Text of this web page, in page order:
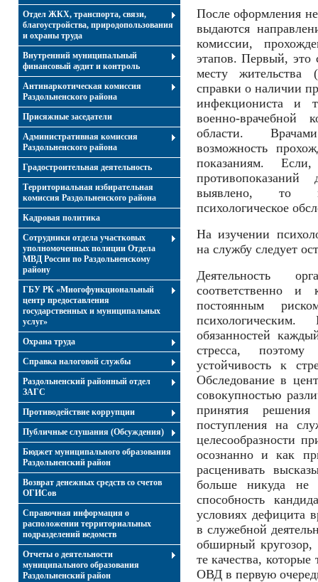
Отдел ЖКХ, транспорта, связи,
благоустройства, природопользования
и охраны труда
Внутренний муниципальный
финансовый аудит и контроль
Антинаркотическая комиссия
Раздольненского района
Присяжные заседатели
Административная комиссия
Раздольненского района
Градостроительная деятельность
Территориальная избирательная
комиссия Раздольненского района
Кадровая политика
Сотрудники отдела участковых
уполномоченных полиции Отдела
МВД России по Раздольненскому
району
ГБУ РК «Многофункциональный
центр предоставления
государственных и муниципальных
услуг»
Охрана труда
Справка налоговой службы
Раздольненский районный отдел
ЗАГС
Противодействие коррупции
Публичные слушания (Обсуждения)
Бюджет муниципального образования
Раздольненский район
Возврат денежных средств со счетов
ОГИСов
Справочная информация о
расположении территориальных
подразделений ведомств
Отчеты о деятельности
муниципального образования
Раздольненский район
После оформления
выдаются
комиссии,
этапов. Первый, это
месту жительства
справки о наличии
инфекциониста и
военно-
области.
возможность
показаниям.
выявлено, то
психологическое
На изучении
на службу следует
Деятельность
соответственно и
постоянным
обязанностей
стресса,
устойчивость к
Обследование в
совокупностью
принятия
поступления на
целесообразности
осознанно и как
расценивать
больше никуда не
способность
условиях дефицита
в служебной
обширный кругозор,
те качества,
ОВД в первую